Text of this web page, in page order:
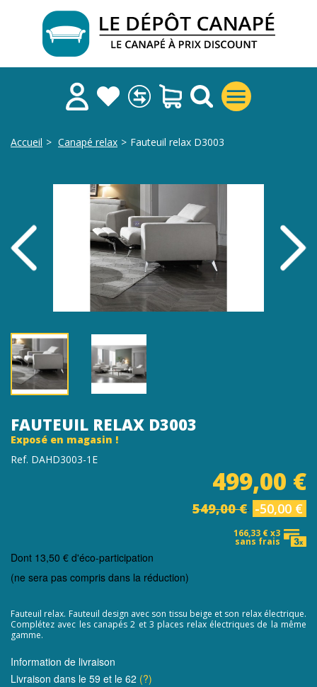
Accueil > Canapé relax > Fauteuil relax D3003
FAUTEUIL RELAX D3003
Exposé en magasin !
Ref. DAHD3003-1E
499,00 €
549,00 € -50,00 €
166,33 € x3
sans frais
Dont 13,50 € d'éco-participation
(ne sera pas compris dans la réduction)
Fauteuil relax. Fauteuil design avec son tissu beige et son relax électrique.
Complétez avec les canapés 2 et 3 places relax électriques de la même
gamme.
Information de livraison
Livraison dans le 59 et le 62 (?)